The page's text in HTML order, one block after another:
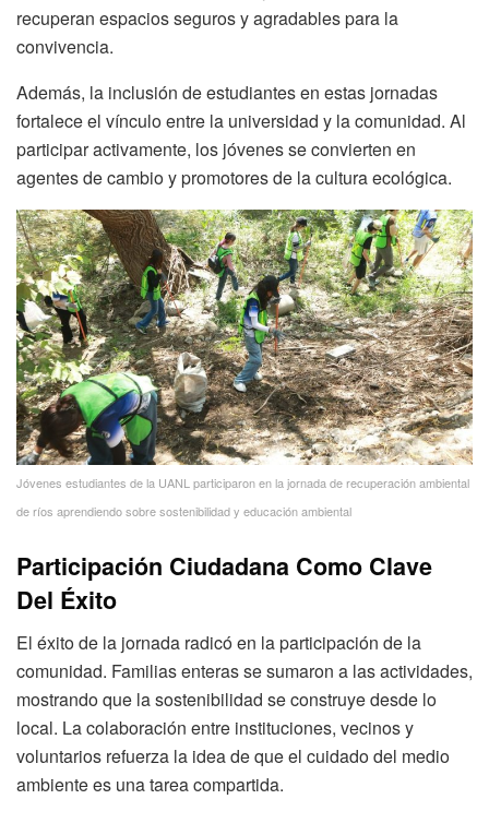
recuperan espacios seguros y agradables para la
convivencia.
Además, la inclusión de estudiantes en estas jornadas
fortalece el vínculo entre la universidad y la comunidad. Al
participar activamente, los jóvenes se convierten en
agentes de cambio y promotores de la cultura ecológica.
Jóvenes estudiantes de la UANL participaron en la jornada de recuperación ambiental
de ríos aprendiendo sobre sostenibilidad y educación ambiental
Participación Ciudadana Como Clave
Del Éxito
El éxito de la jornada radicó en la participación de la
comunidad. Familias enteras se sumaron a las actividades,
mostrando que la sostenibilidad se construye desde lo
local. La colaboración entre instituciones, vecinos y
voluntarios refuerza la idea de que el cuidado del medio
ambiente es una tarea compartida.